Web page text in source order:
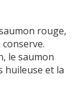
rouge,
conserve.
le saumon
huileuse et la